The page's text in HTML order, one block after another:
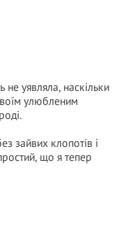
уявляла, наскільки
улюбленим
зайвих клопотів і
що я тепер